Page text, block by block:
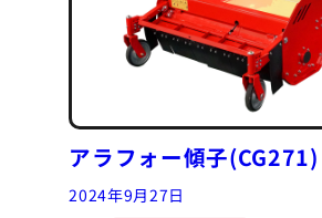
アラフォー傾子
2024年9月27日